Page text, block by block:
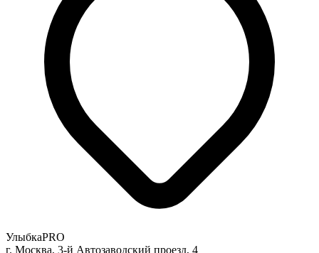
УлыбкаPRO
г. Москва, 3-й Автозаводский проезд, 4